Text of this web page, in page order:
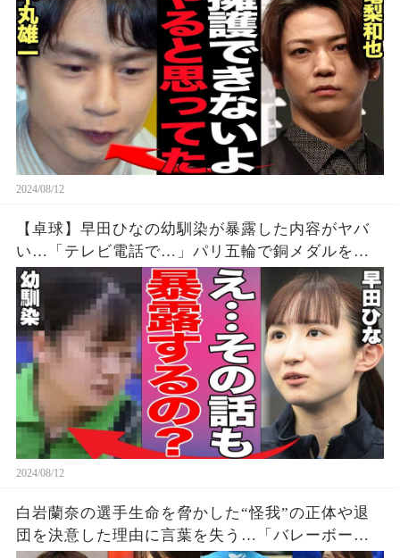
2024/08/12
【卓球】早田ひなの幼馴染が暴露した内容がヤバ
い…「テレビ電話で…」パリ五輪で銅メダルを獲
得した早田選手の幼少期からの親友が明かす衝撃
の事実に驚きを隠せない…【パリオリンピック/女
子シングルス】
2024/08/12
白岩蘭奈の選手生命を脅かした“怪我”の正体や退
団を決意した理由に言葉を失う…「バレーボー